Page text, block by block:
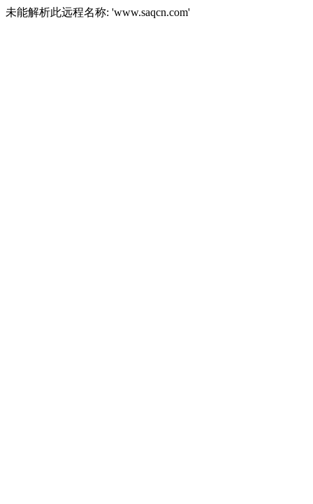
未能解析此远程名称: 'www.saqcn.com'